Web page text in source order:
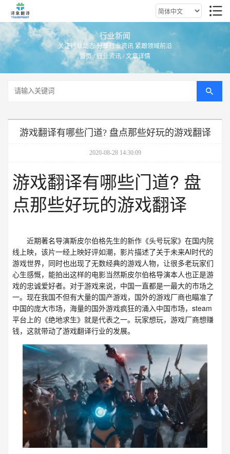
行业新闻
关注行业动态 分享行业资讯 紧跟领域前沿
首页/行业资讯 / 文章详情
游戏翻译有哪些门道? 盘点那些好玩的游戏翻译
2020-08-28 14:30:09
游戏翻译有哪些门道? 盘
点那些好玩的游戏翻译
近期著名导演斯皮尔伯格先生的新作《头号玩家》在国内院
线上映，该片一经上映好评如潮，影片描述了关于未来AI时代的
游戏世界，同时也出现了无数经典的游戏人物，让很多老玩家们
心生感慨，能拍出这样的电影当然斯皮尔伯格导演本人也正是游
戏的忠诚爱好者。对于游戏来说，中国一直都是一最大的市场之
一。现在我国不但有大量的国产游戏，国外的游戏厂商也瞄准了
中国的庞大市场，海量的国外游戏疯狂的涌入中国市场，steam
平台上的《绝地求生》就是代表之一。玩家想玩，游戏厂商想赚
钱，这就带动了游戏翻译行业的发展。